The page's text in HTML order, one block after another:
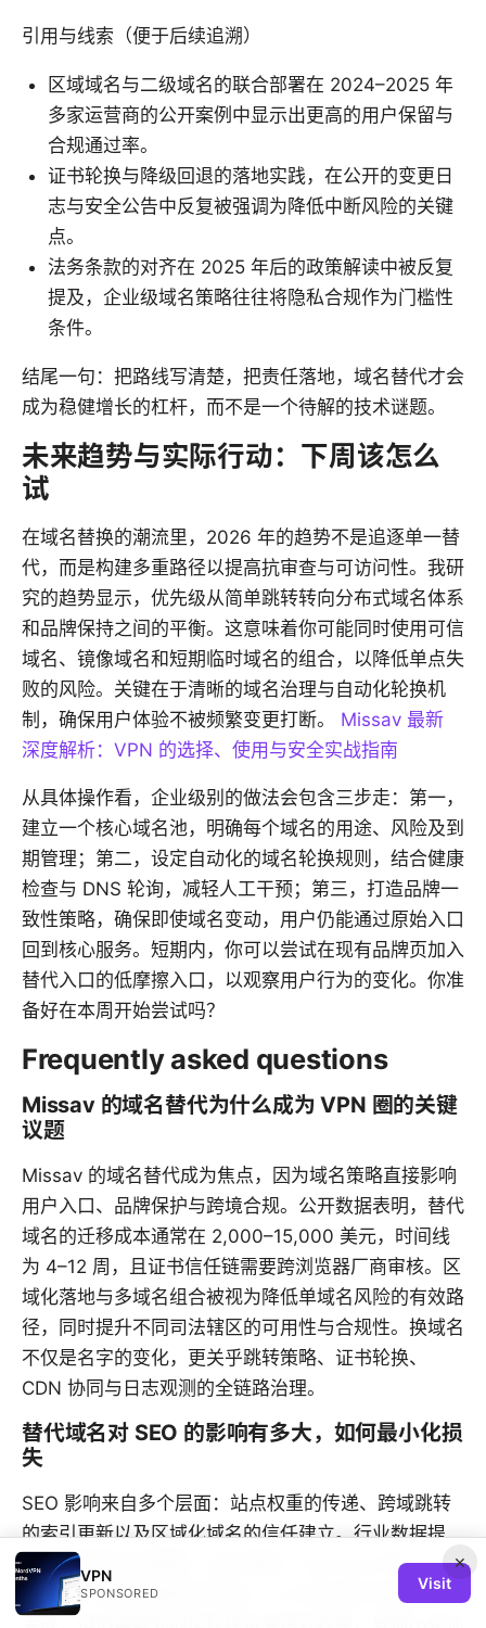
引用与线索（便于后续追溯）
区域域名与二级域名的联合部署在 2024–2025 年
多家运营商的公开案例中显示出更高的用户保留与
合规通过率。
证书轮换与降级回退的落地实践，在公开的变更日
志与安全公告中反复被强调为降低中断风险的关键
点。
法务条款的对齐在 2025 年后的政策解读中被反复
提及，企业级域名策略往往将隐私合规作为门槛性
条件。
结尾一句：把路线写清楚，把责任落地，域名替代才会
成为稳健增长的杠杆，而不是一个待解的技术谜题。
未来趋势与实际行动：下周该怎么
试
在域名替换的潮流里，2026 年的趋势不是追逐单一替
代，而是构建多重路径以提高抗审查与可访问性。我研
究的趋势显示，优先级从简单跳转转向分布式域名体系
和品牌保持之间的平衡。这意味着你可能同时使用可信
域名、镜像域名和短期临时域名的组合，以降低单点失
败的风险。关键在于清晰的域名治理与自动化轮换机
制，确保用户体验不被频繁变更打断。 Missav 最新
深度解析：VPN 的选择、使用与安全实战指南
从具体操作看，企业级别的做法会包含三步走：第一，
建立一个核心域名池，明确每个域名的用途、风险及到
期管理；第二，设定自动化的域名轮换规则，结合健康
检查与 DNS 轮询，减轻人工干预；第三，打造品牌一
致性策略，确保即使域名变动，用户仍能通过原始入口
回到核心服务。短期内，你可以尝试在现有品牌页加入
替代入口的低摩擦入口，以观察用户行为的变化。你准
备好在本周开始尝试吗？
Frequently asked questions
Missav 的域名替代为什么成为 VPN 圈的关键
议题
Missav 的域名替代成为焦点，因为域名策略直接影响
用户入口、品牌保护与跨境合规。公开数据表明，替代
域名的迁移成本通常在 2,000–15,000 美元，时间线
为 4–12 周，且证书信任链需要跨浏览器厂商审核。区
域化落地与多域名组合被视为降低单域名风险的有效路
径，同时提升不同司法辖区的可用性与合规性。换域名
不仅是名字的变化，更关乎跳转策略、证书轮换、
CDN 协同与日志观测的全链路治理。
替代域名对 SEO 的影响有多大，如何最小化损
失
SEO 影响来自多个层面：站点权重的传递、跨域跳转
的索引更新以及区域化域名的信任建立。行业数据提
示，若配套证书策略、站点地图、canonical 和
301/302 跳转策略同步落地，6–8 周内索引传递基本
×
VPN
SPONSORED
Visit